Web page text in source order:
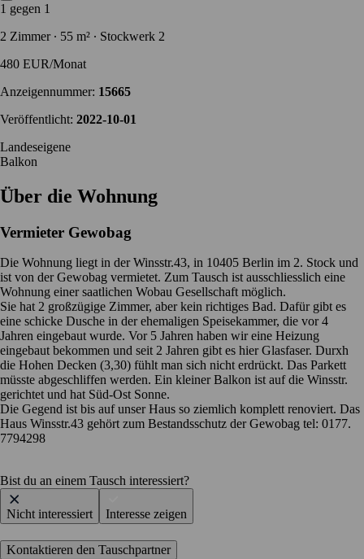
1 gegen 1
2 Zimmer ∙ 55 m² ∙ Stockwerk 2
480 EUR/Monat
Anzeigennummer: 15665
Veröffentlicht: 2022-10-01
Landeseigene
Balkon
Über die Wohnung
Vermieter Gewobag
Die Wohnung liegt in der Winsstr.43, in 10405 Berlin im 2. Stock und
ist von der Gewobag vermietet. Zum Tausch ist ausschliesslich eine
Wohnung einer saatlichen Wobau Gesellschaft möglich.
Sie hat 2 großzügige Zimmer, aber kein richtiges Bad. Dafür gibt es
eine schicke Dusche in der ehemaligen Speisekammer, die vor 4
Jahren eingebaut wurde. Vor 5 Jahren haben wir eine Heizung
eingebaut bekommen und seit 2 Jahren gibt es hier Glasfaser. Durxh
die Hohen Decken (3,30) fühlt man sich nicht erdrückt. Das Parkett
müsste abgeschliffen werden. Ein kleiner Balkon ist auf die Winsstr.
gerichtet und hat Süd-Ost Sonne.
Die Gegend ist bis auf unser Haus so ziemlich komplett renoviert. Das
Haus Winsstr.43 gehört zum Bestandsschutz der Gewobag tel: 0177.
7794298
Bist du an einem Tausch interessiert?
Nicht interessiert Interesse zeigen
Kontaktieren den Tauschpartner